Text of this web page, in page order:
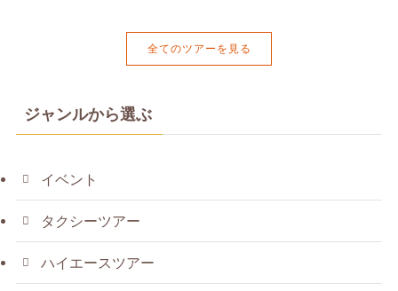
全てのツアーを見る
ジャンルから選ぶ
イベント
タクシーツアー
ハイエースツアー